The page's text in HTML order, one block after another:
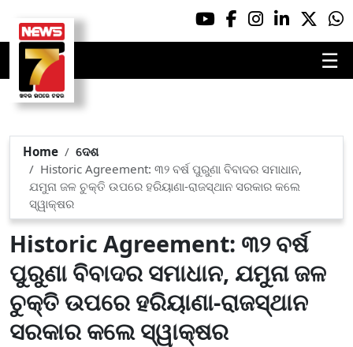
☰
Home
ଦେଶ
Historic Agreement: ୩୨ ବର୍ଷ ପୁରୁଣା ବିବାଦର ସମାଧାନ,
ଯମୁନା ଜଳ ଚୁକ୍ତି ଉପରେ ହରିୟାଣା-ରାଜସ୍ଥାନ ସରକାର କଲେ
ସ୍ୱାକ୍ଷର
Historic Agreement: ୩୨ ବର୍ଷ
ପୁରୁଣା ବିବାଦର ସମାଧାନ, ଯମୁନା ଜଳ
ଚୁକ୍ତି ଉପରେ ହରିୟାଣା-ରାଜସ୍ଥାନ
ସରକାର କଲେ ସ୍ୱାକ୍ଷର